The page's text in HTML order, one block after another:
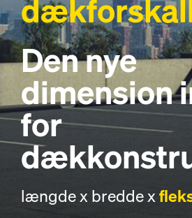
Den nye
dimension
for
længde x bredde x